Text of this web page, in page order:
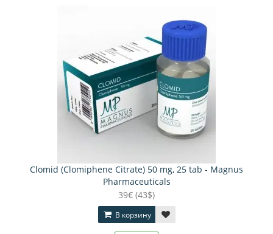
Clomid (Clomiphene Citrate) 50 mg, 25 tab - Magnus
Pharmaceuticals
39€ (43$)
В корзину